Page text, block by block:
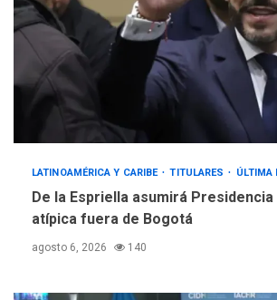
LATINOAMÉRICA Y CARIBE TITULARES ÚLTIMA
De la Espriella asumirá
atípica fuera de Bogotá
agosto 6, 2026 140